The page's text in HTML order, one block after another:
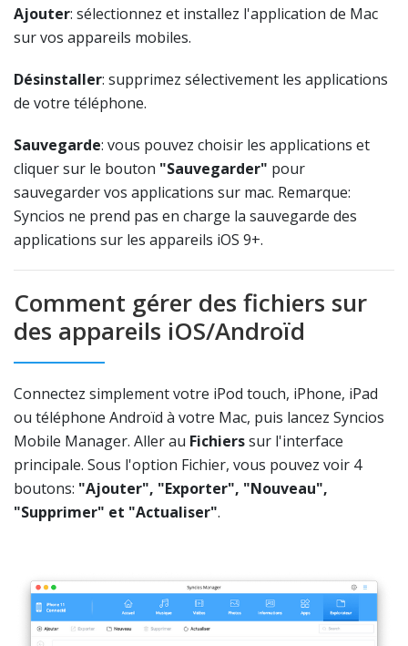
Ajouter: sélectionnez et installez l'application de Mac
sur vos appareils mobiles.
Désinstaller: supprimez sélectivement les applications
de votre téléphone.
Sauvegarde: vous pouvez choisir les applications et
cliquer sur le bouton "Sauvegarder" pour
sauvegarder vos applications sur mac. Remarque:
Syncios ne prend pas en charge la sauvegarde des
applications sur les appareils iOS 9+.
Comment gérer des fichiers sur
des appareils iOS/Androïd
Connectez simplement votre iPod touch, iPhone, iPad
ou téléphone Androïd à votre Mac, puis lancez Syncios
Mobile Manager. Aller au Fichierssur l'interface
principale. Sous l'option Fichier, vous pouvez voir 4
boutons: "Ajouter", "Exporter", "Nouveau",
"Supprimer" et "Actualiser".